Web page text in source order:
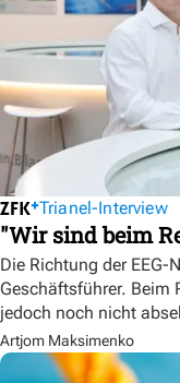
Trianel-Interview
"Wir sind beim
Die Richtung der
Geschäftsführer. Beim
jedoch noch nicht
Artjom Maksimenko